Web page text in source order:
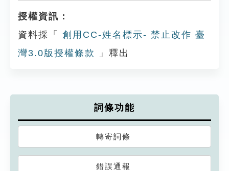
授權資訊：
資料採「
創用CC-姓名標示- 禁止改作 臺
灣3.0版授權條款
」釋出
詞條功能
轉寄詞條
錯誤通報